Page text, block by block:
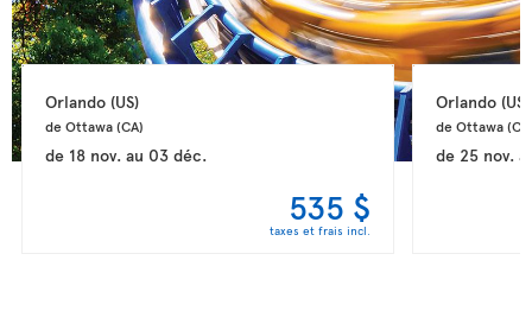
Orlando (US)
de Ottawa (CA)
de 18 nov.au 03 déc.
535 $
taxes et frais incl.
Orlando (US)
de Ottawa
de 25 nov.